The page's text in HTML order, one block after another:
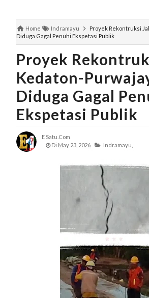
Home Indramayu
Proyek Rekontruksi
Diduga Gagal Penuhi Ekspetasi Publik
Proyek
Kedaton-
Diduga Gagal
Ekspetasi Publik
E Satu.com
Di May 23, 2026 Indramayu,